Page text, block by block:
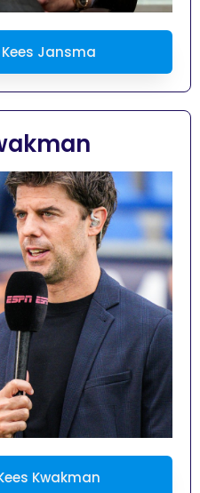
Jansma
Kwakman